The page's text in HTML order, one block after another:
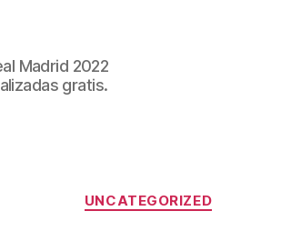
Madrid 2022
gratis.
Categorías
UNCATEGORIZED